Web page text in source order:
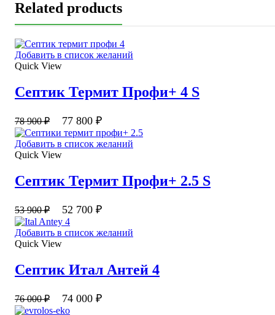
Related products
Добавить в список желаний
Quick View
Септик Термит Профи+ 4 S
78 900₽ 77 800 ₽
Добавить в список желаний
Quick View
Септик Термит Профи+ 2.5 S
53 900₽ 52 700 ₽
Добавить в список желаний
Quick View
Септик Итал Антей 4
76 000₽ 74 000 ₽